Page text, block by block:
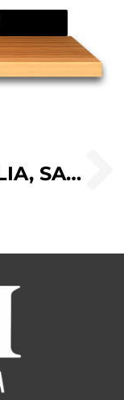
FAMÍLIA, SANTUÁRIO DA VIDA